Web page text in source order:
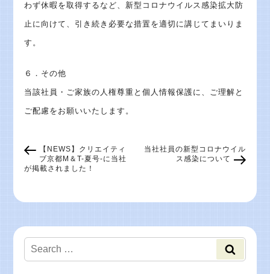
わず休暇を取得するなど、新型コロナウイルス感染拡大防
止に向けて、引き続き必要な措置を適切に講じてまいりま
す。
６．その他
当該社員・ご家族の人権尊重と個人情報保護に、ご理解と
ご配慮をお願いいたします。
【NEWS】クリエイティ
ブ京都M＆T-夏号-に当社
が掲載されました！
当社社員の新型コロナウイル
ス感染について